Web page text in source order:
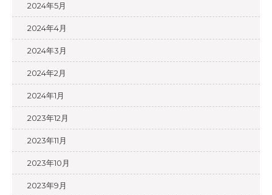
2024年5月
2024年4月
2024年3月
2024年2月
2024年1月
2023年12月
2023年11月
2023年10月
2023年9月